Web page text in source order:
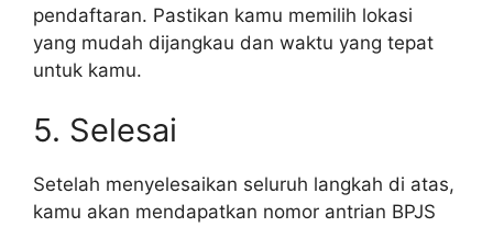
pendaftaran. Pastikan kamu memilih lokasi
yang mudah dijangkau dan waktu yang tepat
untuk kamu.
5. Selesai
Setelah menyelesaikan seluruh langkah di atas,
kamu akan mendapatkan nomor antrian BPJS